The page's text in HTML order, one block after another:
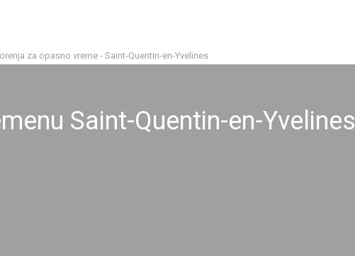
za opasno vreme - Saint-Quentin-en-Yvelines
Saint-Quentin-en-Yvelines